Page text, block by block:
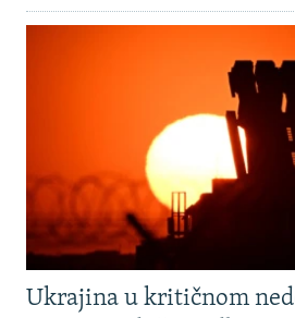
Ukrajina u kritičnom